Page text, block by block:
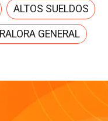
ALTOS SUELDOS
GENERAL